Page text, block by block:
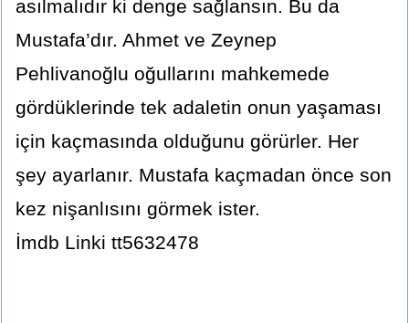
asılmalıdır ki denge sağlansın. Bu da
Mustafa’dır. Ahmet ve Zeynep
Pehlivanoğlu oğullarını mahkemede
gördüklerinde tek adaletin onun yaşaması
için kaçmasında olduğunu görürler. Her
şey ayarlanır. Mustafa kaçmadan önce son
kez nişanlısını görmek ister.
İmdb Linki tt5632478